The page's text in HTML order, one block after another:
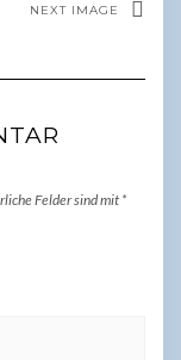
NEXT IMAGE
Felder sind mit *